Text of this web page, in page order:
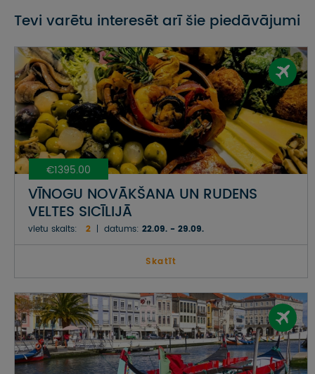
Tevi varētu interesēt arī šie piedāvājumi
€1395.00
VĪNOGU NOVĀKŠANA UN RUDENS
VELTES SICĪLIJĀ
vietu skaits: 2 datums: 22.09. - 29.09.
Skatīt